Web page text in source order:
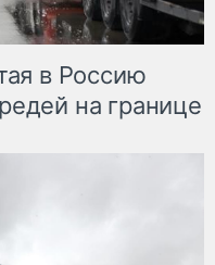
в Россию
на границе